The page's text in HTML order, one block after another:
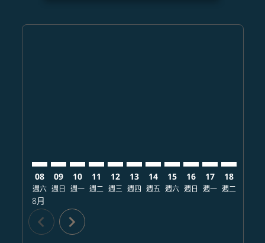
08
週六
8月
09
週日
10
週一
11
週二
12
週三
13
週四
14
週五
15
週六
16
週日
17
週一
18
週二
chevron_left chevron_right